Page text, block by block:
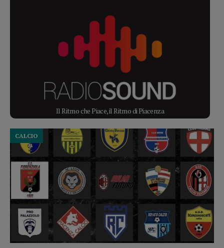
Il Ritmo che Piace, il Ritmo di Piacenza
CALCIO